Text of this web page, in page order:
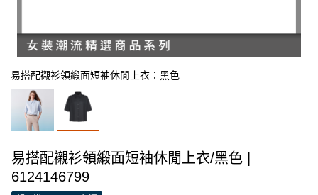
易搭配襯衫領緞面短袖休閒上衣：黑色
易搭配襯衫領緞面短袖休閒上衣/黑色 |
6124146799